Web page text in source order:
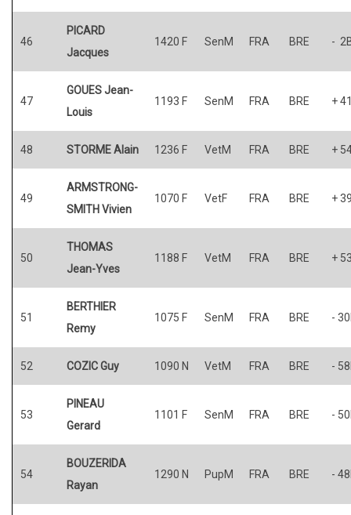
46
PICARD
Jacques
1420 F SenM FRA BRE -
47
GOUES Jean-
Louis
1193 F SenM FRA BRE +
48 STORME Alain 1236 F VetM FRA BRE +
49
ARMSTRONG-
SMITH Vivien
1070 F VetF FRA BRE +
50
THOMAS
Jean-Yves
1188 F VetM FRA BRE +
51
BERTHIER
Remy
1075 F SenM FRA BRE -
52 COZIC Guy 1090 N VetM FRA BRE -
53
PINEAU
Gerard
1101 F SenM FRA BRE -
54
BOUZERIDA
Rayan
1290 N PupM FRA BRE -